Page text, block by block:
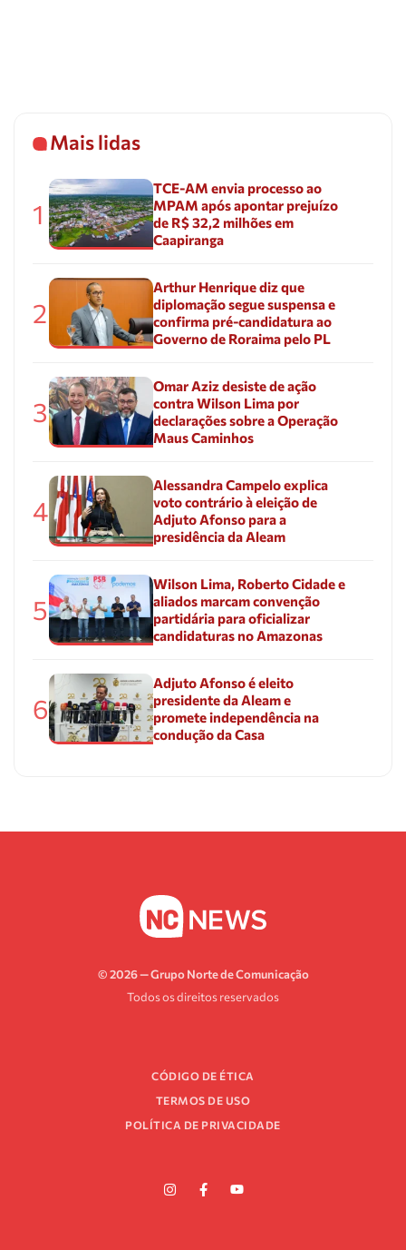
Mais lidas
1
TCE-AM envia processo ao
MPAM após apontar prejuízo
de R$ 32,2 milhões em
Caapiranga
2
Arthur Henrique diz que
diplomação segue suspensa e
confirma pré-candidatura ao
Governo de Roraima pelo PL
3
Omar Aziz desiste de ação
contra Wilson Lima por
declarações sobre a Operação
Maus Caminhos
4
Alessandra Campelo explica
voto contrário à eleição de
Adjuto Afonso para a
presidência da Aleam
5
Wilson Lima, Roberto Cidade e
aliados marcam convenção
partidária para oficializar
candidaturas no Amazonas
6
Adjuto Afonso é eleito
presidente da Aleam e
promete independência na
condução da Casa
© 2026 — Grupo Norte de Comunicação
Todos os direitos reservados
CÓDIGO DE ÉTICA
TERMOS DE USO
POLÍTICA DE PRIVACIDADE